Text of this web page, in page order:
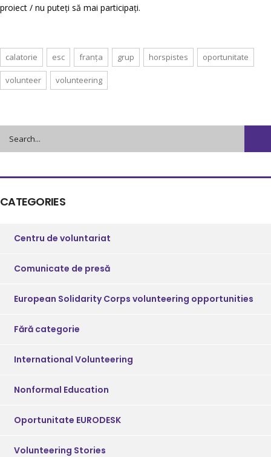
proiect / nu puteți să mai participați.
calatorie esc franța grup horspistes oportunitate
volunteer volunteering
CATEGORIES
Centru de voluntariat
Comunicate de presă
European Solidarity Corps volunteering opportunities
Fără categorie
International Volunteering
Nonformal Education
Oportunitate EURODESK
Volunteering Stories